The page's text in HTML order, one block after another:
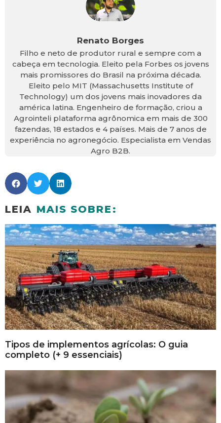
Renato Borges
Filho e neto de produtor rural e sempre com a
cabeça em tecnologia. Eleito pela Forbes os jovens
mais promissores do Brasil na próxima década.
Eleito pelo MIT (Massachusetts Institute of
Technology) um dos jovens mais inovadores da
américa latina. Engenheiro de formação, criou a
Agrointeli plataforma agrônomica em mais de 300
fazendas, 18 estados e 4 países. Mais de 7 anos de
experiência no agronegócio. Especialista em Vendas
Agro B2B.
LEIA MAIS SOBRE:
Tipos de implementos agrícolas: O guia
completo (+ 9 essenciais)